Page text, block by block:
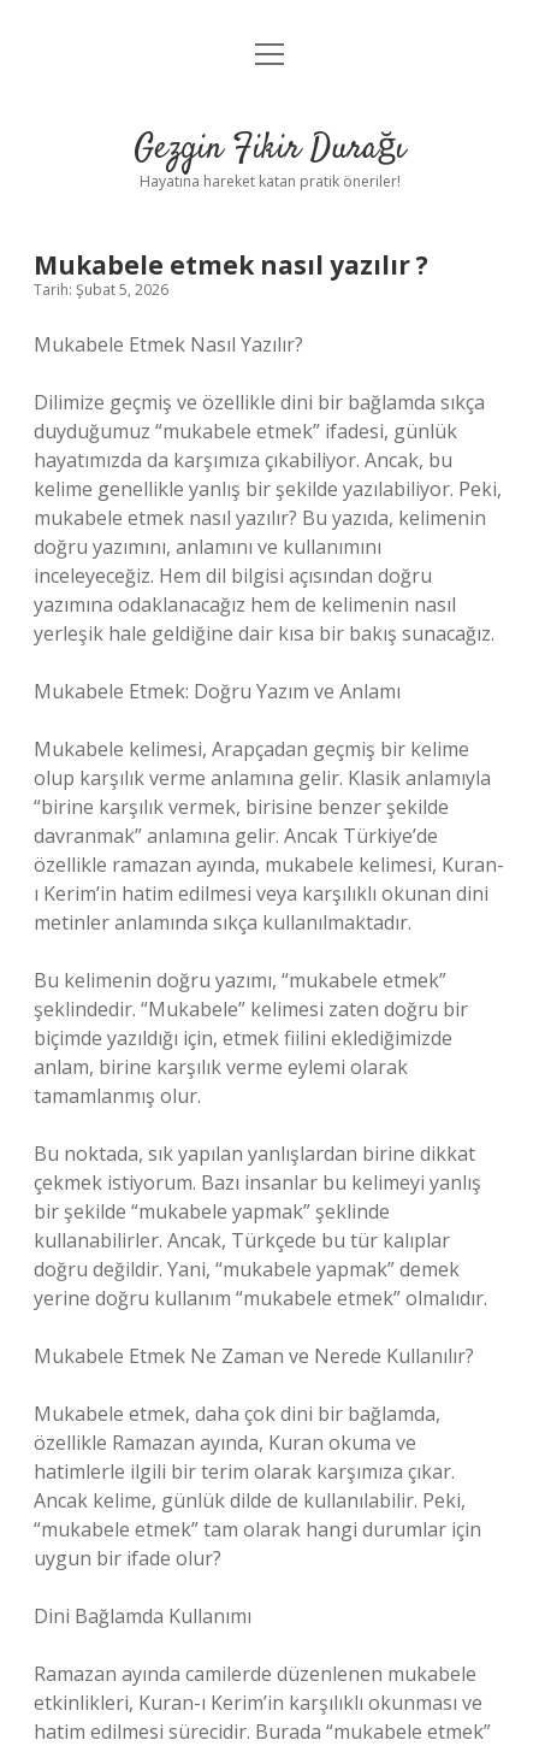
Anasayfa
Yasal Uyarı
menüyü
Gezgin Fikir Durağı
Hayatına hareket katan pratik öneriler!
Mukabele etmek nasıl yazılır ?
Tarih: Şubat 5, 2026
Mukabele Etmek Nasıl Yazılır?
Dilimize geçmiş ve özellikle dini bir bağlamda sıkça
duyduğumuz “mukabele etmek” ifadesi, günlük
hayatımızda da karşımıza çıkabiliyor. Ancak, bu
kelime genellikle yanlış bir şekilde yazılabiliyor. Peki,
mukabele etmek nasıl yazılır? Bu yazıda, kelimenin
doğru yazımını, anlamını ve kullanımını
inceleyeceğiz. Hem dil bilgisi açısından doğru
yazımına odaklanacağız hem de kelimenin nasıl
yerleşik hale geldiğine dair kısa bir bakış sunacağız.
Mukabele Etmek: Doğru Yazım ve Anlamı
Mukabele kelimesi, Arapçadan geçmiş bir kelime
olup karşılık verme anlamına gelir. Klasik anlamıyla
“birine karşılık vermek, birisine benzer şekilde
davranmak” anlamına gelir. Ancak Türkiye’de
özellikle ramazan ayında, mukabele kelimesi, Kuran-
ı Kerim’in hatim edilmesi veya karşılıklı okunan dini
metinler anlamında sıkça kullanılmaktadır.
Bu kelimenin doğru yazımı, “mukabele etmek”
şeklindedir. “Mukabele” kelimesi zaten doğru bir
biçimde yazıldığı için, etmek fiilini eklediğimizde
anlam, birine karşılık verme eylemi olarak
tamamlanmış olur.
Bu noktada, sık yapılan yanlışlardan birine dikkat
çekmek istiyorum. Bazı insanlar bu kelimeyi yanlış
bir şekilde “mukabele yapmak” şeklinde
kullanabilirler. Ancak, Türkçede bu tür kalıplar
doğru değildir. Yani, “mukabele yapmak” demek
yerine doğru kullanım “mukabele etmek” olmalıdır.
Mukabele Etmek Ne Zaman ve Nerede Kullanılır?
Mukabele etmek, daha çok dini bir bağlamda,
özellikle Ramazan ayında, Kuran okuma ve
hatimlerle ilgili bir terim olarak karşımıza çıkar.
Ancak kelime, günlük dilde de kullanılabilir. Peki,
“mukabele etmek” tam olarak hangi durumlar için
uygun bir ifade olur?
Dini Bağlamda Kullanımı
Ramazan ayında camilerde düzenlenen mukabele
etkinlikleri, Kuran-ı Kerim’in karşılıklı okunması ve
hatim edilmesi sürecidir. Burada “mukabele etmek”